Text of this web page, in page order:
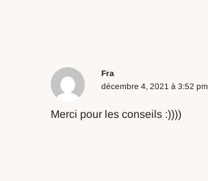
Fra
décembre 4, 2021 à 3:52 pm
Merci pour les conseils :))))